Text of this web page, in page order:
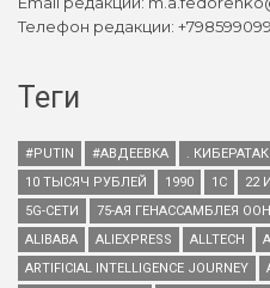
Телефон редакции:
Теги
#PUTIN #АВДЕЕВКА .
10 ТЫСЯЧ РУБЛЕЙ
1990 1С 22
5G-СЕТИ
75-АЯ ГЕНАССАМБЛЕЯ ООН
ALIBABA
ALIEXPRESS ALLTECH
ARTIFICIAL INTELLIGENCE JOURNEY